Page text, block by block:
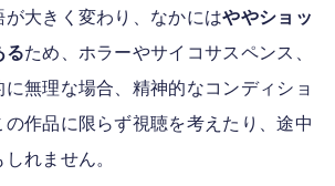
大きく変わり、なかにはややショッ
るため、ホラーやサイコサスペンス、
に無理な場合、精神的なコンディショ
の作品に限らず視聴を考えたり、途中
れません。